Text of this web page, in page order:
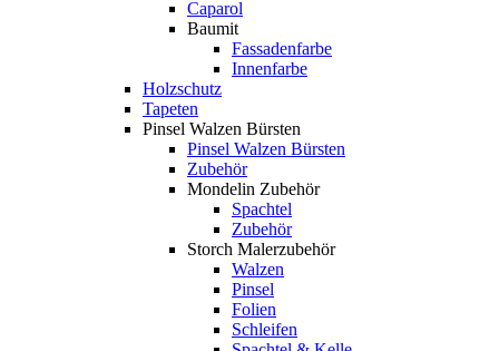
Caparol
Baumit
Fassadenfarbe
Innenfarbe
Holzschutz
Tapeten
Pinsel Walzen Bürsten
Pinsel Walzen Bürsten
Zubehör
Mondelin Zubehör
Spachtel
Zubehör
Storch Malerzubehör
Walzen
Pinsel
Folien
Schleifen